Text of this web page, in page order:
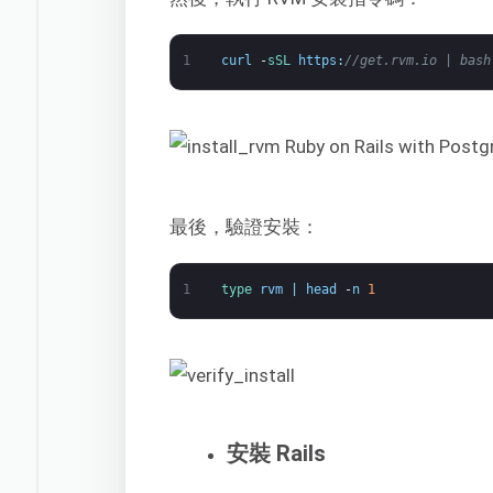
1 curl -sSL https : //get.rvm.io |
最後，驗證安裝：
1 type rvm head -n 1
安裝 Rails